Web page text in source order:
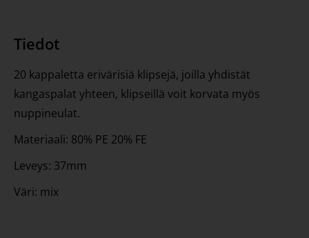
Tiedot
20 kappaletta erivärisiä klipsejä, joilla yhdistät
kangaspalat yhteen, klipseillä voit korvata myös
nuppineulat.
Materiaali: 80% PE 20% FE
Leveys: 37mm
Väri: mix